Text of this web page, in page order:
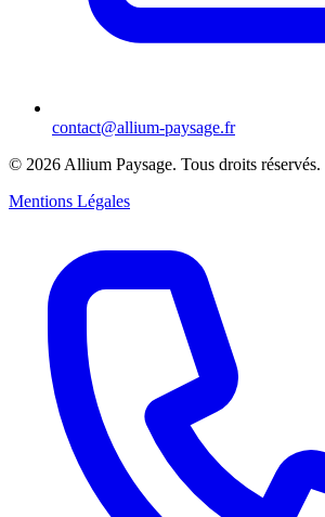
contact@allium-paysage.fr
© 2026 Allium Paysage. Tous droits réservés.
Mentions Légales